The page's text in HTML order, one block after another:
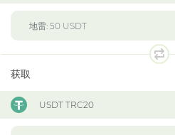
获取
USDT TRC20